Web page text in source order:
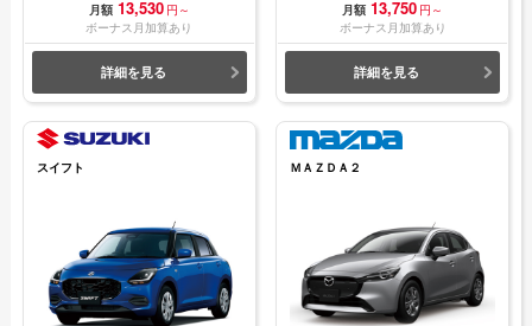
月額 13,530 円～
ボーナス月加算あり
詳細を見る
月額 13,750 円～
ボーナス月加算あり
詳細を見る
スイフト ＭＡＺＤＡ２